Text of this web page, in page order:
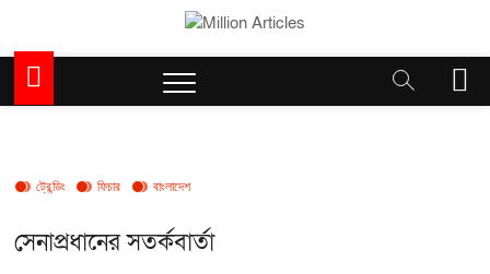
contentMillion Articles
M
e
ট্রেন্ডিং ফিচার বাংলাদেশ
সেনাপ্রধানের সতর্কবার্তা